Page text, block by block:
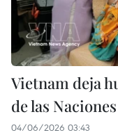
Vietnam deja
de las
04/06/2026 03:43